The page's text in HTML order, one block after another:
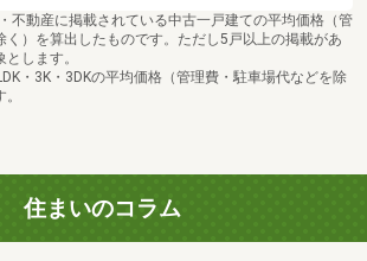
不動産に掲載されている中古一戸建ての平均価格（管
く）を算出したものです。ただし5戸以上の掲載があ
します。
・3K・3DKの平均価格（管理費・駐車場代などを除
住まいのコラム